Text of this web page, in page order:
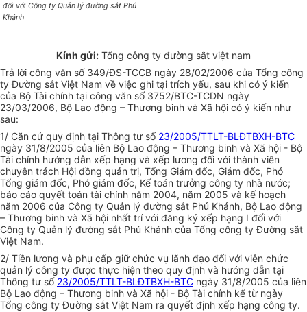
đối với Công ty Quản lý đường sắt Phú
Khánh
Kính gửi: Tổng công ty đường sắt việt nam
Trả lời công văn số 349/ĐS-TCCB ngày 28/02/2006 của Tổng công
ty Đường sắt Việt Nam về việc ghi tại trích yếu, sau khi có ý kiến
của Bộ Tài chính tại công văn số 3752/BTC-TCDN ngày
23/03/2006, Bộ Lao động – Thương binh và Xã hội có ý kiến như
sau:
1/ Căn cứ quy định tại Thông tư số 23/2005/TTLT-BLĐTBXH-BTC
ngày 31/8/2005 của liên Bộ Lao động – Thương binh và Xã hội - Bộ
Tài chính hướng dẫn xếp hạng và xếp lương đối với thành viên
chuyên trách Hội đồng quản trị, Tổng Giám đốc, Giám đốc, Phó
Tổng giám đốc, Phó giám đốc, Kế toán trưởng công ty nhà nước;
báo cáo quyết toán tài chính năm 2004, năm 2005 và kế hoạch
năm 2006 của Công ty Quản lý đường sắt Phú Khánh, Bộ Lao động
– Thương binh và Xã hội nhất trí với đăng ký xếp hạng I đối với
Công ty Quản lý đường sắt Phú Khánh của Tổng công ty Đường sắt
Việt Nam.
2/ Tiền lương và phụ cấp giữ chức vụ lãnh đạo đối với viên chức
quản lý công ty được thực hiện theo quy định và hướng dẫn tại
Thông tư số 23/2005/TTLT-BLĐTBXH-BTC ngày 31/8/2005 của liên
Bộ Lao động – Thương binh và Xã hội - Bộ Tài chính kể từ ngày
Tổng công ty Đường sắt Việt Nam ra quyết định xếp hạng công ty.